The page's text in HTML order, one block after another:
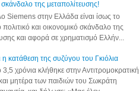
σκάνδαλο της μεταπολίτευσης!
Siemens στην Ελλάδα είναι ίσως το
και οικονομικό σκάνδαλο της
και αφορά σε χρηματισμό Ελλήν...
η κατάθεση της συζύγου του Γκιόλια
χρόνια κλήθηκε στην Αντιτρομοκρατική
μητέρα των παιδιών του Σωκράτη